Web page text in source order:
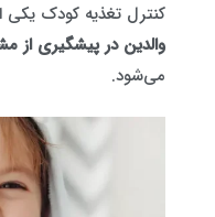
کنترل تغذیه کودک
والدین در پیشگیری از
می‌شود.